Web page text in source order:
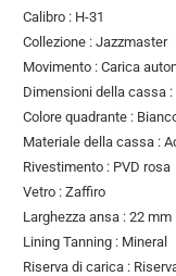
Calibro : H-31
Collezione : Jazzmaster
Movimento : Carica
Dimensioni della cassa
Colore quadrante :
Materiale della cassa :
Rivestimento : PVD rosa
Vetro : Zaffiro
Larghezza ansa : 22 mm
Lining Tanning : Mineral
Riserva di carica :